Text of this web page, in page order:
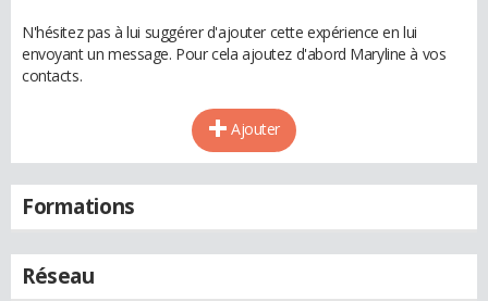
N'hésitez pas à lui suggérer d'ajouter cette expérience en lui
envoyant un message. Pour cela ajoutez d'abord Maryline à vos
contacts.
Ajouter
Formations
Réseau